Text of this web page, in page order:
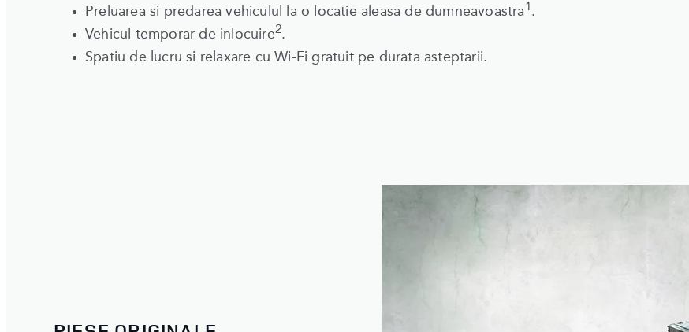
Preluarea si predarea vehiculul la o locatie aleasa de dumneavoastra 1 .
Vehicul temporar de inlocuire2.
Spatiu de lucru si relaxare cu Wi-Fi gratuit pe durata asteptarii.